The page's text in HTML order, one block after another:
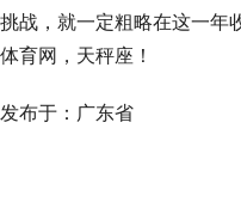
挑战，就一定粗略在这一年
体育网，天秤座！
发布于：广东省